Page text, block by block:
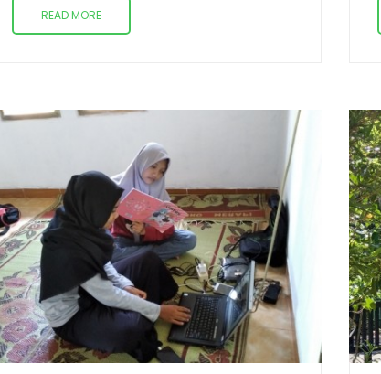
READ MORE